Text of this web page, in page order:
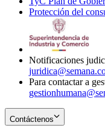
Protección del
Notificaciones
Para contactar a
Contáctenos